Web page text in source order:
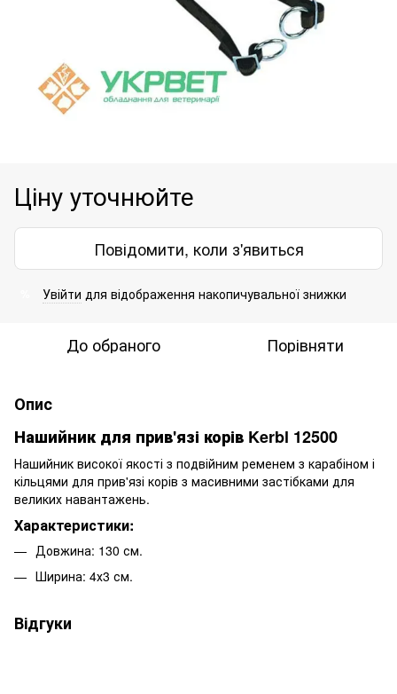
Ціну уточнюйте
Повідомити, коли з'явиться
Увійти для відображення накопичувальної знижки
До обраного Порівняти
Опис
Нашийник для прив'язі корів Kerbl 12500
Нашийник високої якості з подвійним ременем з карабіном і
кільцями для прив'язі корів з масивними застібками для
великих навантажень.
Характеристики:
Довжина: 130 см.
Ширина: 4х3 см.
Відгуки